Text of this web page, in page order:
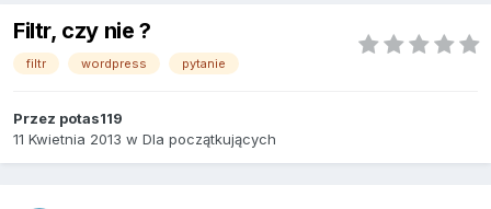
Filtr, czy nie ?
filtr wordpress pytanie
Przez potas119
11 Kwietnia 2013 w Dla początkujących